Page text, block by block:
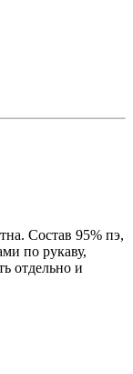
Состав 95% пэ,
по рукаву,
отдельно и